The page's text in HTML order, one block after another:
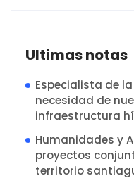
Ultimas notas
Especialista de
necesidad de
infraestructura
Humanidades y
proyectos
territorio